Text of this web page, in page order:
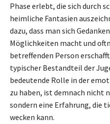
Phase erlebt, die sich durch
heimliche Fantasien
dazu, dass man sich
Möglichkeiten macht und
betreffenden Person
typischer Bestandteil der
bedeutende Rolle in der
zu haben, ist demnach nicht
sondern eine Erfahrung, die
wecken kann.